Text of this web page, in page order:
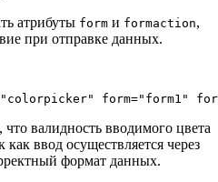
атрибуты form и formaction,
при отправке данных.
валидность вводимого цвета
как ввод осуществляется через
формат данных.